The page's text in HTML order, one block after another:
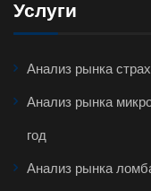
Услуги
Анализ рынка
Анализ рынка
год
Анализ рынка